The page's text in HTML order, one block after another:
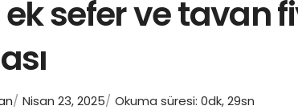
ek sefer ve tavan
Nisan 23, 2025 Okuma süresi: 0dk, 29sn